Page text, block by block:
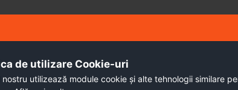
de utilizare Cookie-uri‎
nostru utilizează module cookie și alte tehnologii similare